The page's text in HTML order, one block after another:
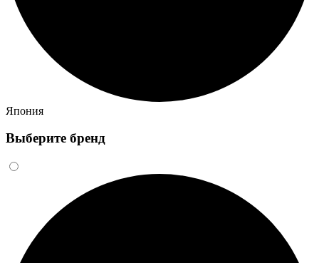
Япония
Выберите бренд